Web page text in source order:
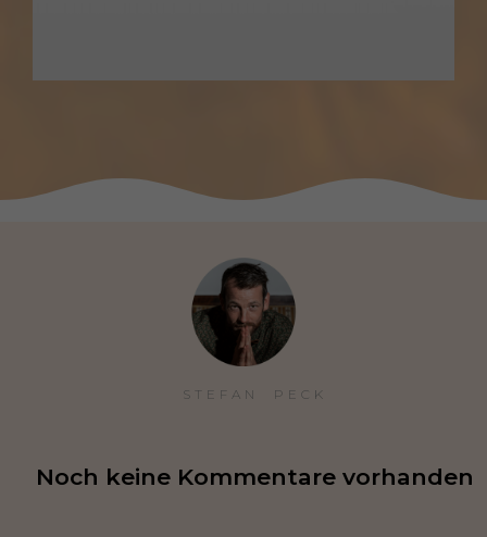
STEFAN  PECK
Noch keine Kommentare vorhanden